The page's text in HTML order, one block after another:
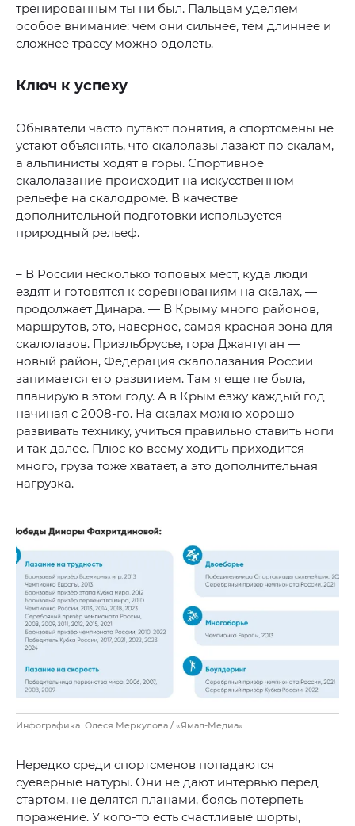
тренированным ты ни был. Пальцам уделяем
особое внимание: чем они сильнее, тем длиннее и
сложнее трассу можно одолеть.
Ключ к успеху
Обыватели часто путают понятия, а спортсмены не
устают объяснять, что скалолазы лазают по скалам,
а альпинисты ходят в горы. Спортивное
скалолазание происходит на искусственном
рельефе на скалодроме. В качестве
дополнительной подготовки используется
природный рельеф.
– В России несколько топовых мест, куда люди
ездят и готовятся к соревнованиям на скалах, —
продолжает Динара. — В Крыму много районов,
маршрутов, это, наверное, самая красная зона для
скалолазов. Приэльбрусье, гора Джантуган —
новый район, Федерация скалолазания России
занимается его развитием. Там я еще не была,
планирую в этом году. А в Крым езжу каждый год
начиная с 2008-го. На скалах можно хорошо
развивать технику, учиться правильно ставить ноги
и так далее. Плюс ко всему ходить приходится
много, груза тоже хватает, а это дополнительная
нагрузка.
Инфографика: Олеся Меркулова / «Ямал-Медиа»
Нередко среди спортсменов попадаются
суеверные натуры. Они не дают интервью перед
стартом, не делятся планами, боясь потерпеть
поражение. У кого-то есть счастливые шорты,